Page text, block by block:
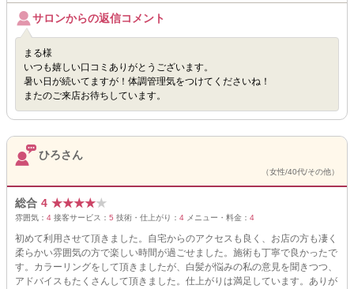
サロンからの返信コメント
まる様
いつも嬉しい口コミありがとうございます。
暑い日が続いてますが！体調管理気をつけてくださいね！
またのご来店お待ちしています。
ひろさん
（女性/40代/その他）
総合 4 ★★★★★
雰囲気： 4 接客サービス： 5 技術・仕上がり： 4 メニュー・料金： 4
初めて利用させて頂きました。自宅からのアクセスも良く、お店の方も凄く
柔らかい雰囲気の方で楽しい時間が過ごせました。施術も丁寧で良かったで
す。カラーリングをして頂きましたが、白髪が悩みの私の意見を聞きつつ、
アドバイスもたくさんして頂きました。仕上がりは満足しています。ありが